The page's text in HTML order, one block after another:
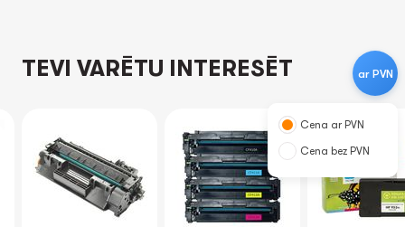
TEVI VARĒTU INTERESĒT ar PVN
Cena ar PVN
Cena bez PVN